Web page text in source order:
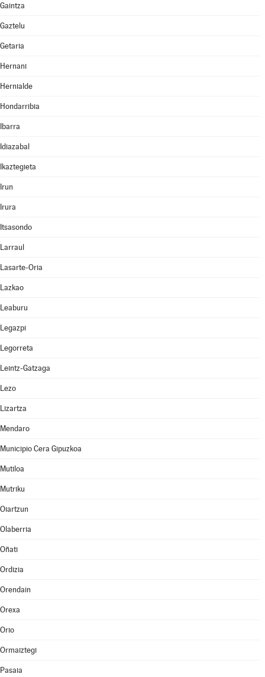
Gaintza
Gaztelu
Getaria
Hernani
Hernialde
Hondarribia
Ibarra
Idiazabal
Ikaztegieta
Irun
Irura
Itsasondo
Larraul
Lasarte-Oria
Lazkao
Leaburu
Legazpi
Legorreta
Leintz-Gatzaga
Lezo
Lizartza
Mendaro
Municipio Cera Gipuzkoa
Mutiloa
Mutriku
Oiartzun
Olaberria
Oñati
Ordizia
Orendain
Orexa
Orio
Ormaiztegi
Pasaia